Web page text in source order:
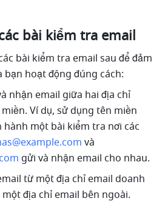
bài kiểm tra email
bài kiểm tra email sau để đảm
bạn hoạt động đúng cách:
nhận email giữa hai địa chỉ
hành một bài kiểm tra nơi các
gửi và nhận email cho nhau.
từ một địa chỉ email doanh
địa chỉ email bên ngoài.